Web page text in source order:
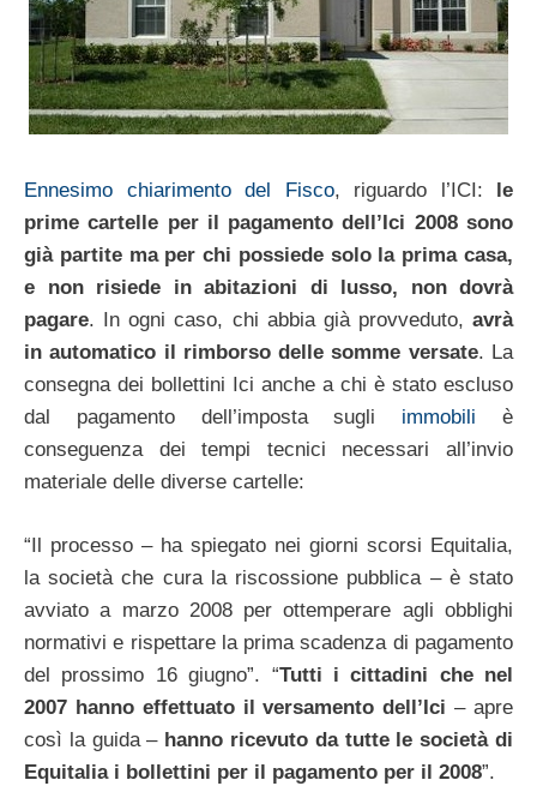
Ennesimo chiarimento del Fisco, riguardo l’ICI: le
prime cartelle per il pagamento dell’Ici 2008 sono
già partite ma per chi possiede solo la prima casa,
e non risiede in abitazioni di lusso, non dovrà
pagare. In ogni caso, chi abbia già provveduto, avrà
in automatico il rimborso delle somme versate. La
consegna dei bollettini Ici anche a chi è stato escluso
dal pagamento dell’imposta sugli immobiliè
conseguenza dei tempi tecnici necessari all’invio
materiale delle diverse cartelle:
“Il processo – ha spiegato nei giorni scorsi Equitalia,
la società che cura la riscossione pubblica – è stato
avviato a marzo 2008 per ottemperare agli obblighi
normativi e rispettare la prima scadenza di pagamento
del prossimo 16 giugno”. “Tutti i cittadini che nel
2007 hanno effettuato il versamento dell’Ici – apre
così la guida – hanno ricevuto da tutte le società di
Equitalia i bollettini per il pagamento per il 2008”.